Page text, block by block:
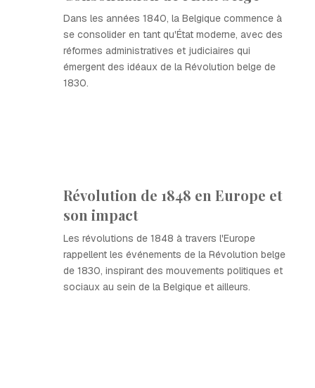
Dans les années 1840, la Belgique commence à
se consolider en tant qu'État moderne, avec des
réformes administratives et judiciaires qui
émergent des idéaux de la Révolution belge de
1830.
Révolution de 1848 en Europe et
son impact
Les révolutions de 1848 à travers l'Europe
rappellent les événements de la Révolution belge
de 1830, inspirant des mouvements politiques et
sociaux au sein de la Belgique et ailleurs.